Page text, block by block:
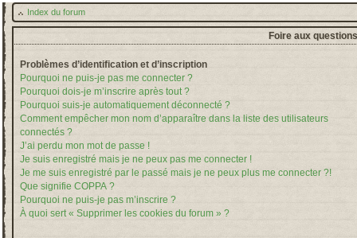
Index du forum
Foire aux
Problèmes d’identification et d’inscription
Pourquoi ne puis-je pas me connecter ?
Pourquoi dois-je m’inscrire après tout ?
Pourquoi suis-je automatiquement déconnecté ?
Comment empêcher mon nom d’apparaître dans la liste des utilisateurs
connectés ?
J’ai perdu mon mot de passe !
Je suis enregistré mais je ne peux pas me connecter !
Je me suis enregistré par le passé mais je ne peux plus me connecter ?!
Que signifie COPPA ?
Pourquoi ne puis-je pas m’inscrire ?
À quoi sert « Supprimer les cookies du forum » ?